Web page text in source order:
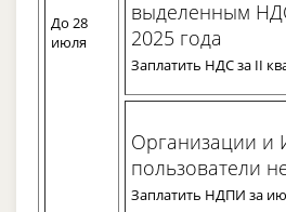
До 28
июля
выделенным
2025 года
Заплатить НДС за II
Организации и
пользователи
Заплатить НДПИ за